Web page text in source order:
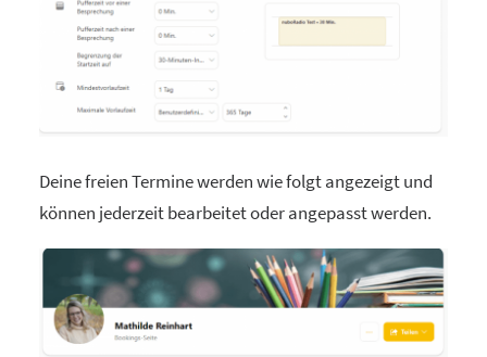
Deine freien Termine werden wie folgt angezeigt und
können jederzeit bearbeitet oder angepasst werden.